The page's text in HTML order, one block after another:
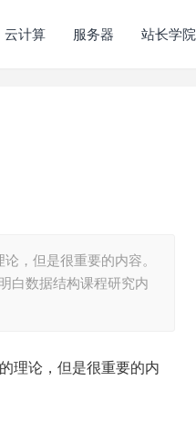
云计算 服务器 站长学院
，但是很重要的内容。
白数据结构课程研究内
理论，但是很重要的内